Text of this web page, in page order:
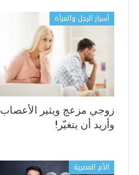
أسرار الرجل والمرأة
زوجي مزعج ويثير الأعصاب
وأريد أن يتغيّر!
الأم العصرية